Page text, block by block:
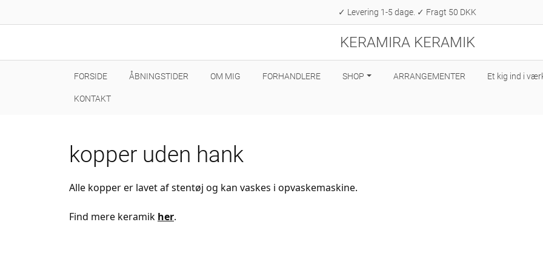
✓ Levering 1-5 dage. ✓ Fragt 50 DKK
KERAMIRA KERAMIK
FORSIDE ÅBNINGSTIDER OM MIG FORHANDLERE SHOP ARRANGEMENTER Et kig ind i
KONTAKT
kopper uden hank
Alle kopper er lavet af stentøj og kan vaskes i opvaskemaskine.
Find mere keramik her.